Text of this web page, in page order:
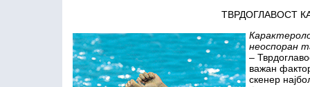
ТВРДОГЛАВОСТ
неоспоран
–
важан
скенер